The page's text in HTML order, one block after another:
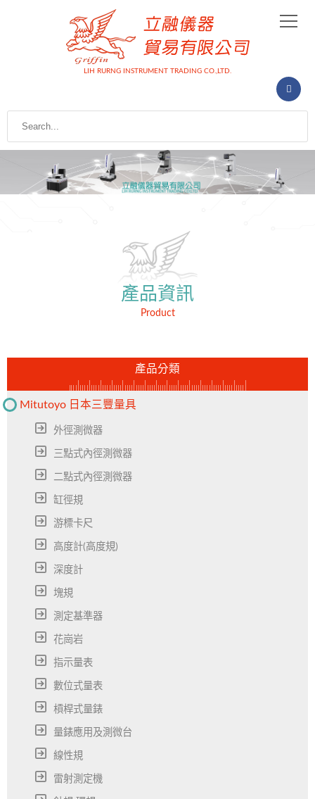
LIH RURNG INSTRUMENT TRADING CO.,LTD.
產品資訊
Product
產品分類
Mitutoyo 日本三豐量具
外徑測微器
三點式內徑測微器
二點式內徑測微器
缸徑規
游標卡尺
高度計(高度規)
深度計
塊規
測定基準器
花崗岩
指示量表
數位式量表
槓桿式量錶
量錶應用及測微台
線性規
雷射測定機